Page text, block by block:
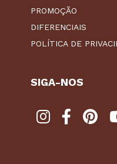
PROMOÇÃO
DIFERENCIAIS
POLÍTICA DE
SIGA-NOS